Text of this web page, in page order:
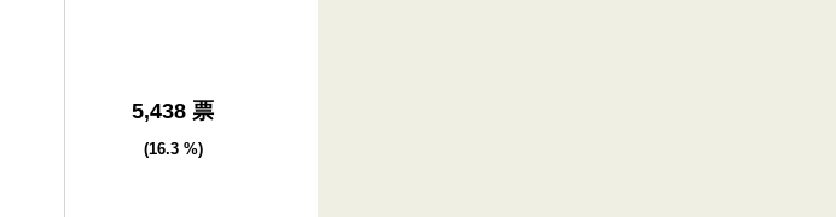
5,438 票
(16.3 %)